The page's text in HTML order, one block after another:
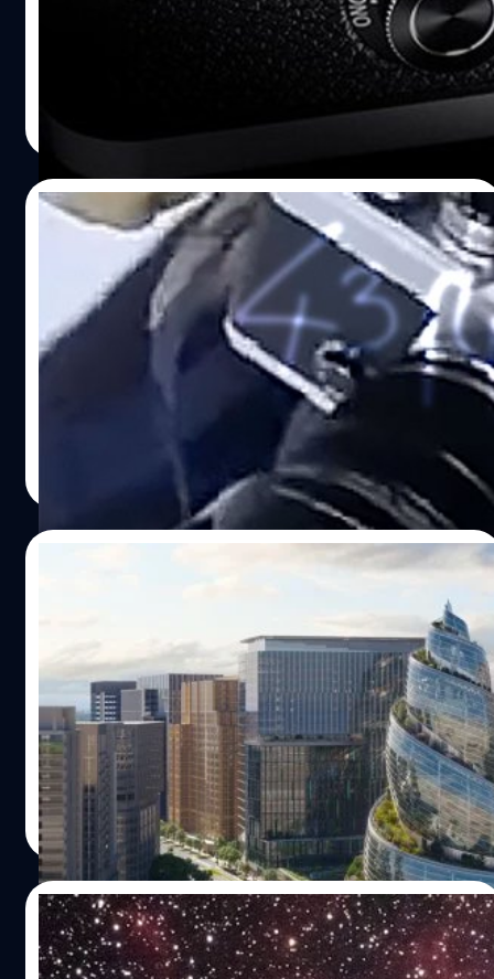
วันที่ 6 กุมภาพันธ์ 2025 ที่ใกล้จะถึงนี้ครับ กับวลี "Born to
create" เกิดมาเพื่อสร้างสรรค์สิ่งใหม่ ๆ ที่ดูเหมือนจะมีอะไร
เตรียมเซอร์ไพรส์ชาว OM อยู่แน่ ๆ ! โดยในวิดีโอแม้จะไม่มี
รายละเอียดเกี่ยวกับกล้อง M4/3 รุ่นใหม่มากนัก แต่เราจะเห็น
ได้ว่ามาในทรง SLR มีกระโหลกช่องมองภาพเช่นเดิมครับ
พร้อมกับไดอัลปรับโหมดสีด้านหน้าบอดี้ ทั้ง Mono, Color, Art
อาจเป็นกล้องซีรีส์ PEN-F รุ่นใหม่ ก็อาจจะไม่ใช่ครับ เพราะมี
กระโหลกกล้องมาด้วยแบบนี้ดีไซน์คนละแบบกัน แต่ถ้าเป็นไป
ตามข่าวลือก่อนหน้านี้คือเจ้ากล้องตัวดังกล่าวจะมาในดีไซน์
สไตล์ย้อนยุค เหมือนกับ 'OM-1' กล้องฟิล์มเรือธงรุ่นยอดฮิตใน
อดีตของ Olympus ล่ะครับ ซึ่งถ้ามาสไตล์เดียวกับ OM-1 ใน
อดีตจริงก็คาดว่ามีโอกาสเป็นไปได้สูงทีเดียว !
Read More
13/01/2025
หลุดภาพ ! OM System OM-3 กล้องมิเรอ
ร์เลส 4/3 ทรงย้อนยุค คาดเปิดตัวสิ้นเดือนนี้
พบภาพหลุดจากค่าย OM System (Olympus เดิม) กับกล้อง
ที่คาดว่าคือมิเรอร์เลสตระกูล Micro Four Thirds หน้าตาสุด
vintage ในชื่อรุ่น 'OM-3' พร้อมคาดว่าจะเปิดตัวช่วงสิ้นเดือน
มกราคม 2025 ที่ใกล้จะถึงนี้ครับ โดยเจ้า OM-3 มาในหน้าตา
ย้อนยุคเหมือนกับรุ่น Olympus OM-1 กล้องฟิล์มตัวฮิตใน
อดีตเลยทีเดียว ทั้งเหลี่ยมสัน กะโหลกกล้อง รวมไปถึงการวาง
ปุ่มต่าง ๆ บนตัวบอดี้เอง ถ้ามาตามภาพหลุดจริง ๆ กลิ่นอาย
ความ nostalgia คือมาครบ พร้อมกับมีรายงานว่ารุ่นนี้จะยังมา
พร้อมกับเซนเซอร์รุ่นใหม่ ที่อาจเป็นการอัปเกรดเซนเซอร์ 20
ล้านพิกเซลที่ใช้อยู่ตอนนี้ของรุ่น OM-1II หรืออาจเป็นอะไรที่
ใหม่ไปเลยอย่างเซนเซอร์ละเอียดสูง 40 ล้านพิกเซลก็มีโอกาส
เป็นไปได้เช่นกันครับ ปลายเดือนนี้มารอลุ้นกัน !
Amazon ซุ่มพัฒนาโมเดล AI ลดการพึ่งพา
สำนักข่าว The Information รายงานว่า Amazon ผู้ให้บริการ
แพลตฟอร์มอีคอมเมิร์ซยักษ์ใหญ่จากสหรัฐอเมริกาได้พัฒนา
โมเดล AI เชิงสังเคราะห์ (GenAI) ตัวใหม่ที่สามารถประมวลตัว
หนังสือ ภาพ และวิดีโอ เพื่อลดการพึ่งพา AI ของ Anthropic
จตุรวิทย์ เครือวาณิชกิจ | 616 days ago
Read More
02/07/2024
เปิดตัว OM SYSTEM E-M1 Mark lll ASTRO